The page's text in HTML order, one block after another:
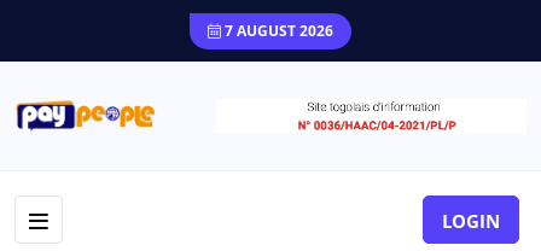
7 AUGUST 2026
LOGIN